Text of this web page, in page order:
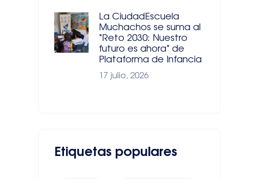
La CiudadEscuela
Muchachos se suma al
"Reto 2030: Nuestro
futuro es ahora" de
Plataforma de Infancia
17 julio, 2026
Etiquetas populares